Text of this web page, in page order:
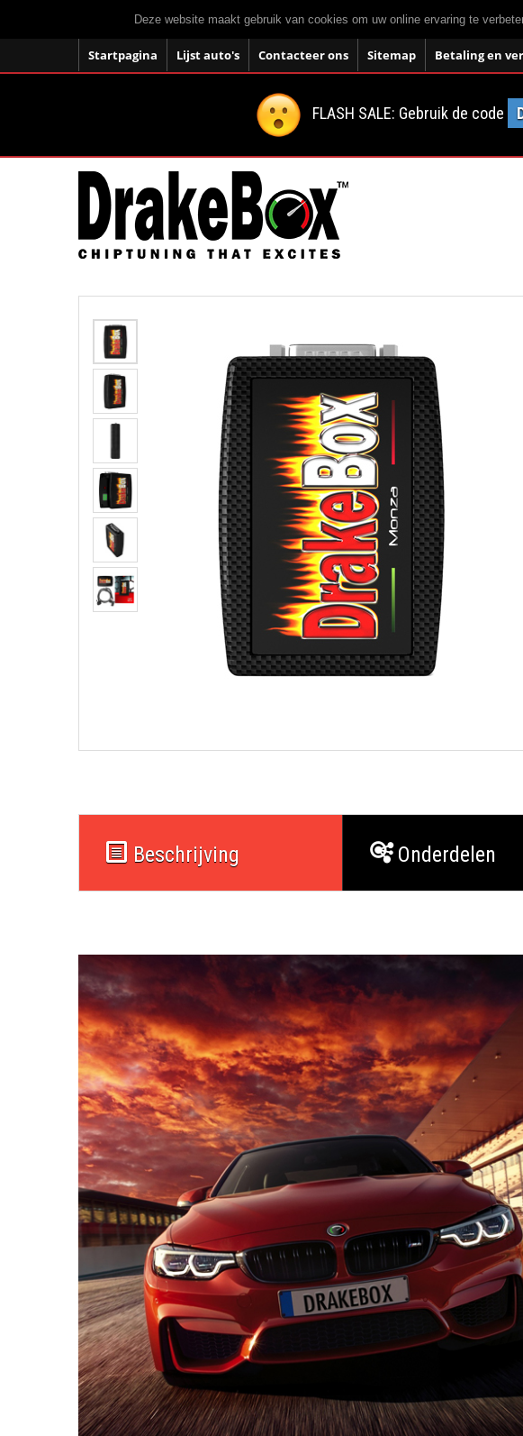
Deze website maakt gebruik van cookies om uw online ervaring te
Startpagina Lijst auto's Contacteer ons Sitemap Betaling en
FLASH SALE: Gebruik de code
Beschrijving Onderdelen